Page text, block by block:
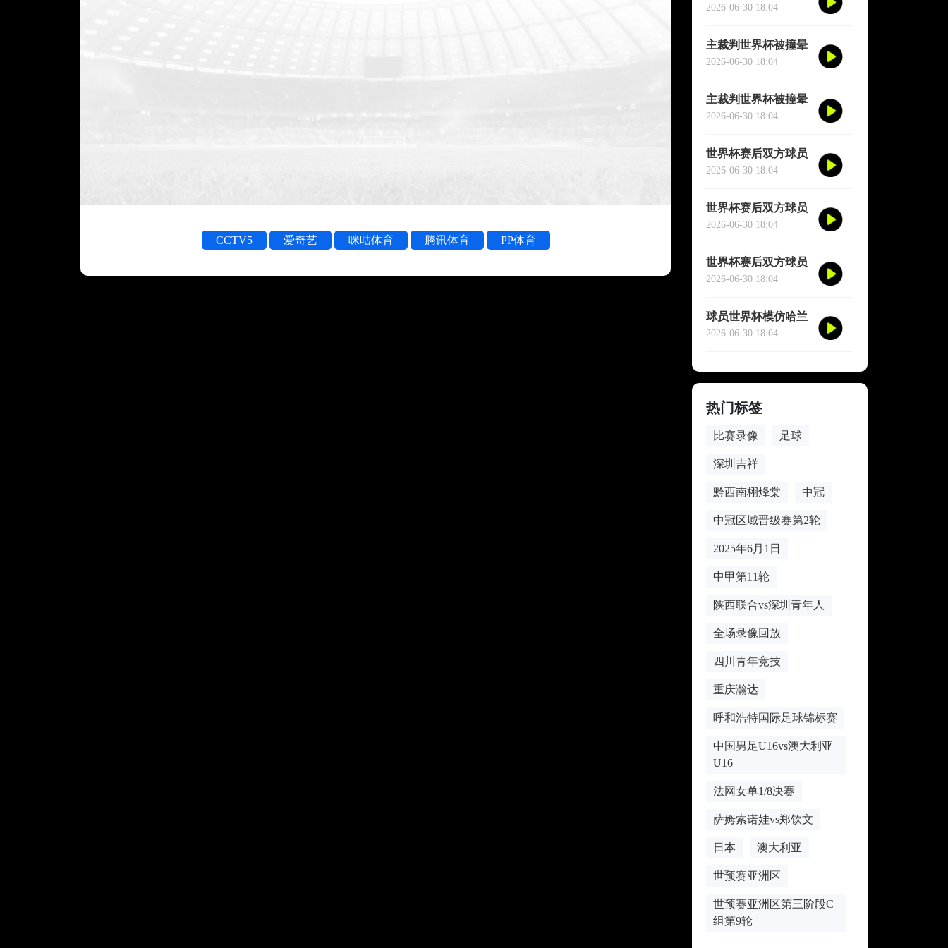
CCTV5 爱奇艺 咪咕体育 腾讯体育 PP体育
短暂失去意识
2026-06-30 18:04
主裁判世界杯被撞晕
短暂失去意识
2026-06-30 18:04
主裁判世界杯被撞晕
短暂失去意识
2026-06-30 18:04
世界杯赛后双方球员
大规模冲突
2026-06-30 18:04
世界杯赛后双方球员
大规模冲突
2026-06-30 18:04
世界杯赛后双方球员
大规模冲突
2026-06-30 18:04
球员世界杯模仿哈兰
德冥想庆祝
2026-06-30 18:04
热门标签
比赛录像 足球
深圳吉祥
黔西南栩烽棠 中冠
中冠区域晋级赛第2轮
2025年6月1日
中甲第11轮
陕西联合vs深圳青年人
全场录像回放
四川青年竞技
重庆瀚达
呼和浩特国际足球锦标赛
中国男足U16vs澳大利亚
U16
法网女单1/8决赛
萨姆索诺娃vs郑钦文
日本 澳大利亚
世预赛亚洲区
世预赛亚洲区第三阶段C
组第9轮